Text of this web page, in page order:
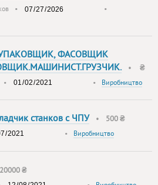
•
•
ФАСОВЩИК
• ₴
• • Виробництво
станков с ЧПУ • 500 ₴
• Виробництво
20000 ₴